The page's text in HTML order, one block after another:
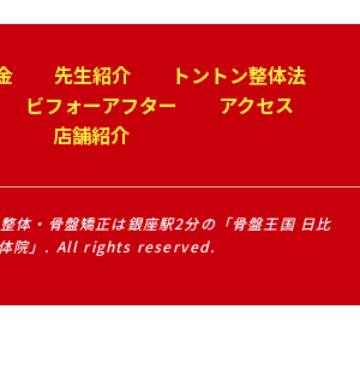
先生紹介
トントン整体法
ビフォーアフター
アクセス
店舗紹介
・骨盤矯正は銀座駅2分の「骨盤王国 日比
院」. All rights reserved.